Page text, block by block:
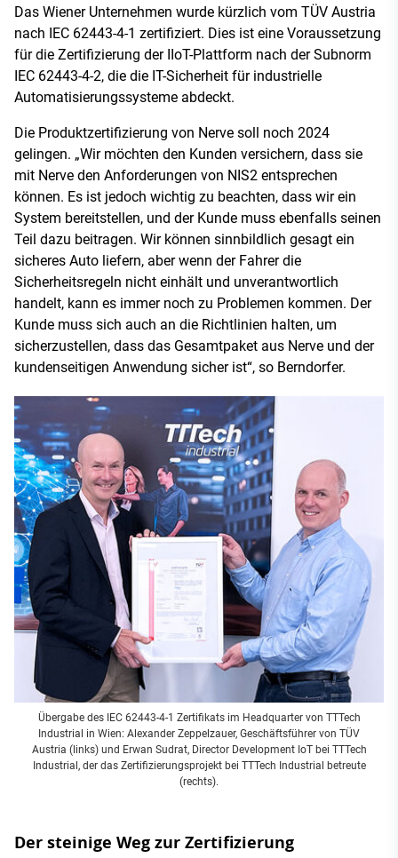
Das Wiener Unternehmen wurde kürzlich vom TÜV Austria
nach IEC 62443-4-1 zertifiziert. Dies ist eine Voraussetzung
für die Zertifizierung der IIoT-Plattform nach der Subnorm
IEC 62443-4-2, die die IT-Sicherheit für industrielle
Automatisierungssysteme abdeckt.
Die Produktzertifizierung von Nerve soll noch 2024
gelingen. „Wir möchten den Kunden versichern, dass sie
mit Nerve den Anforderungen von NIS2 entsprechen
können. Es ist jedoch wichtig zu beachten, dass wir ein
System bereitstellen, und der Kunde muss ebenfalls seinen
Teil dazu beitragen. Wir können sinnbildlich gesagt ein
sicheres Auto liefern, aber wenn der Fahrer die
Sicherheitsregeln nicht einhält und unverantwortlich
handelt, kann es immer noch zu Problemen kommen. Der
Kunde muss sich auch an die Richtlinien halten, um
sicherzustellen, dass das Gesamtpaket aus Nerve und der
kundenseitigen Anwendung sicher ist“, so Berndorfer.
Übergabe des IEC 62443-4-1 Zertifikats im Headquarter von TTTech
Industrial in Wien: Alexander Zeppelzauer, Geschäftsführer von TÜV
Austria (links) und Erwan Sudrat, Director Development IoT bei TTTech
Industrial, der das Zertifizierungsprojekt bei TTTech Industrial betreute
(rechts).
Der steinige Weg zur Zertifizierung